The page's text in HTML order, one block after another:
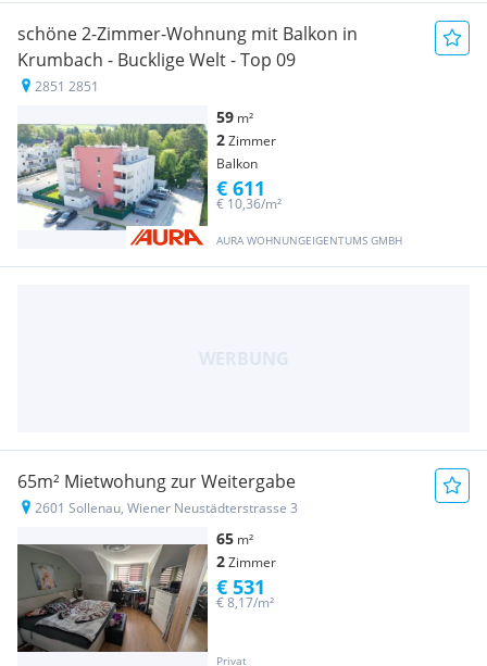
schöne 2-Zimmer-Wohnung mit Balkon in
Krumbach - Bucklige Welt - Top 09
2851 2851
59 m²
2Zimmer
Balkon
AURA WOHNUNGEIGENTUMS GMBH
€ 10,36/m²
€ 611
65m² Mietwohung zur Weitergabe
2601 Sollenau, Wiener Neustädterstrasse 3
65 m²
2Zimmer
Privat
€ 8,17/m²
€ 531